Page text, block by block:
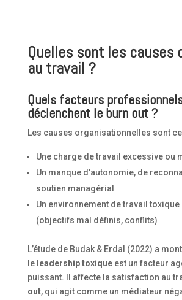
Quelles sont les causes
au travail ?
Quels facteurs
déclenchent le burn out ?
Les causes organisationnelles sont
Une charge de travail excessive ou
Un manque d’autonomie, de
soutien managérial
Un environnement de travail toxique
(objectifs mal définis, conflits)
L’étude de Budak & Erdal (2022) a
le leadership toxiqueest un facteur
puissant. Il affecte la satisfaction au
out, qui agit comme un médiateur